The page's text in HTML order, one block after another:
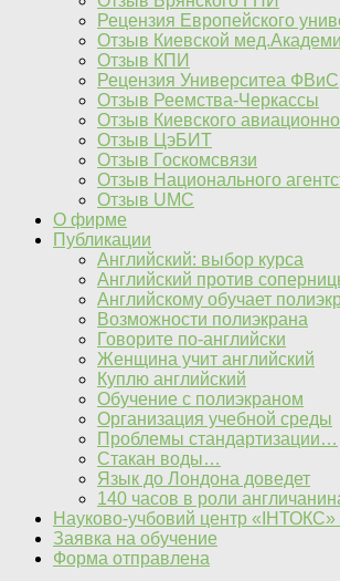
Рецензия Европейского
Отзыв Киевской
Отзыв КПИ
Рецензия Университеа ФВиС
Отзыв Реемства-Черкассы
Отзыв Киевского
Отзыв ЦэБИТ
Отзыв Госкомсвязи
Отзыв Национального
Отзыв UMC
О фирме
Публикации
Английский: выбор курса
Английский против
Английскому обучает
Возможности полиэкрана
Говорите по-английски
Женщина учит английский
Куплю английский
Обучение с полиэкраном
Организация учебной среды
Проблемы стандартизации…
Стакан воды…
Язык до Лондона доведет
140 часов в роли
Науково-учбовий центр
Заявка на обучение
Форма отправлена